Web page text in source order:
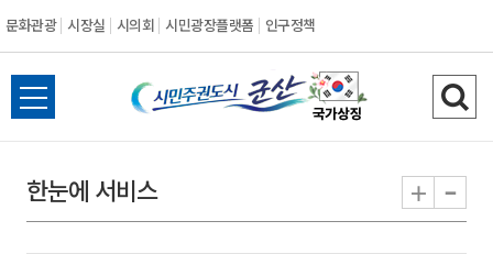
문화관광 시장실 시의회 시민광장플랫폼 인구정책
시
민
전
체
뉴
열
검
색
기
한눈에 서비스 + -